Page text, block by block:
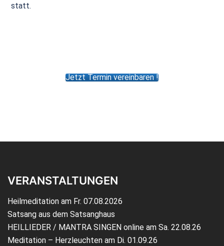
statt.
Jetzt Termin vereinbaren !
VERANSTALTUNGEN
Heilmeditation am Fr. 07.08.2026
Satsang aus dem Satsanghaus
HEILLIEDER / MANTRA SINGEN online am Sa. 22.08.26
Meditation – Herzleuchten am Di. 01.09.26